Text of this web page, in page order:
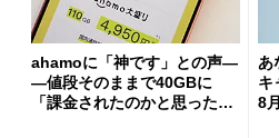
ahamoに「神です」との声―
―値段そのままで40GBに
「課金されたのかと思った」
あ
キ
8